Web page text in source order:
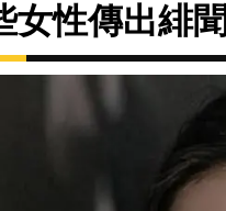
女性傳出緋